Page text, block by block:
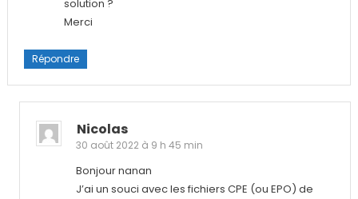
solution ?
Merci
Répondre
Nicolas
30 août 2022 à 9 h 45 min
Bonjour nanan
J’ai un souci avec les fichiers CPE (ou EPO) de